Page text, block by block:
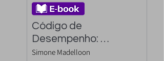
Código de
Desempenho:
Controle a
Simone Madelloon